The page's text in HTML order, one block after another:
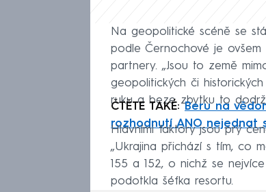
Na geopolitické scéně se
podle Černochové je ovšem
partnery. „Jsou to země
geopolitických či
ruku a beze zbytku to
ČTĚTE TAKÉ:Beru na
rozhodnutí ANO nejednat
Hlavními faktory jsou prý
„Ukrajina přichází s tím, co
155 a 152, o nichž se
podotkla šéfka resortu.